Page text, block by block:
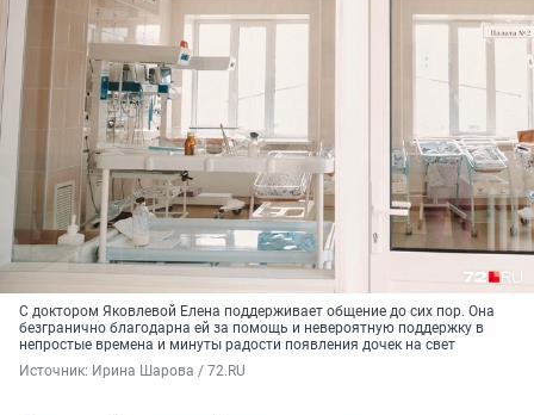
С доктором Яковлевой Елена поддерживает общение до сих пор. Она
безгранично благодарна ей за помощь и невероятную поддержку в
непростые времена и минуты радости появления дочек на свет
Источник: Ирина Шарова / 72.RU